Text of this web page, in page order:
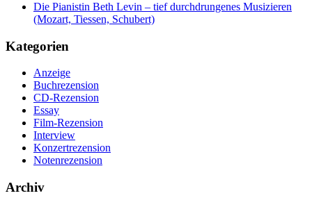
Die Pianistin Beth Levin – tief durchdrungenes Musizieren
(Mozart, Tiessen, Schubert)
Kategorien
Anzeige
Buchrezension
CD-Rezension
Essay
Film-Rezension
Interview
Konzertrezension
Notenrezension
Archiv